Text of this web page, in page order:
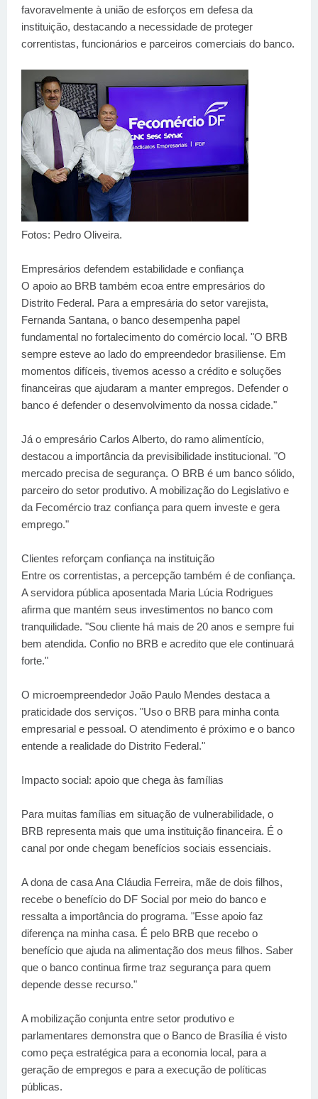
favoravelmente à união de esforços em defesa da
instituição, destacando a necessidade de proteger
correntistas, funcionários e parceiros comerciais do banco.
Fotos: Pedro Oliveira.
Empresários defendem estabilidade e confiança
O apoio ao BRB também ecoa entre empresários do
Distrito Federal. Para a empresária do setor varejista,
Fernanda Santana, o banco desempenha papel
fundamental no fortalecimento do comércio local. "O BRB
sempre esteve ao lado do empreendedor brasiliense. Em
momentos difíceis, tivemos acesso a crédito e soluções
financeiras que ajudaram a manter empregos. Defender o
banco é defender o desenvolvimento da nossa cidade."
Já o empresário Carlos Alberto, do ramo alimentício,
destacou a importância da previsibilidade institucional. "O
mercado precisa de segurança. O BRB é um banco sólido,
parceiro do setor produtivo. A mobilização do Legislativo e
da Fecomércio traz confiança para quem investe e gera
emprego."
Clientes reforçam confiança na instituição
Entre os correntistas, a percepção também é de confiança.
A servidora pública aposentada Maria Lúcia Rodrigues
afirma que mantém seus investimentos no banco com
tranquilidade. "Sou cliente há mais de 20 anos e sempre fui
bem atendida. Confio no BRB e acredito que ele continuará
forte."
O microempreendedor João Paulo Mendes destaca a
praticidade dos serviços. "Uso o BRB para minha conta
empresarial e pessoal. O atendimento é próximo e o banco
entende a realidade do Distrito Federal."
Impacto social: apoio que chega às famílias
Para muitas famílias em situação de vulnerabilidade, o
BRB representa mais que uma instituição financeira. É o
canal por onde chegam benefícios sociais essenciais.
A dona de casa Ana Cláudia Ferreira, mãe de dois filhos,
recebe o benefício do DF Social por meio do banco e
ressalta a importância do programa. "Esse apoio faz
diferença na minha casa. É pelo BRB que recebo o
benefício que ajuda na alimentação dos meus filhos. Saber
que o banco continua firme traz segurança para quem
depende desse recurso."
A mobilização conjunta entre setor produtivo e
parlamentares demonstra que o Banco de Brasília é visto
como peça estratégica para a economia local, para a
geração de empregos e para a execução de políticas
públicas.